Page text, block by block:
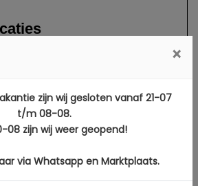
19-07-2019
×
zijn wij gesloten vanaf 21-07
t/m 08-08.
08 zijn wij weer geopend!
via Whatsapp en Marktplaats.